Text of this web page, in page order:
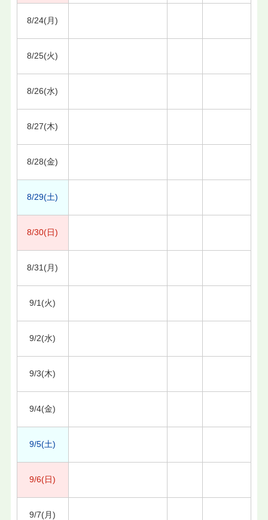
8/24(月)
8/25(火)
8/26(水)
8/27(木)
8/28(金)
8/29(土)
8/30(日)
8/31(月)
9/1(火)
9/2(水)
9/3(木)
9/4(金)
9/5(土)
9/6(日)
9/7(月)